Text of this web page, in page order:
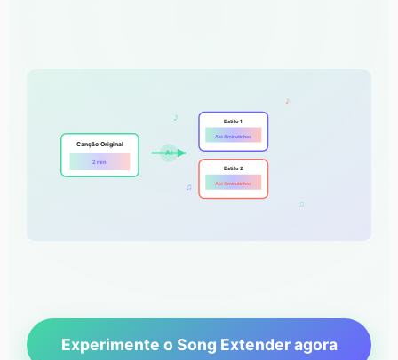
Canção Original
2 min
AI
Estilo 1
Até 8 minutinhos
Estilo 2
Até 8 minutinhos
♪
♫
♪
♫
Experimente o Song Extender agora